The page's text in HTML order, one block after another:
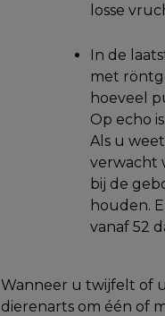
losse
In de
met
hoeveel
Op echo
Als u
verwacht
bij de
houden.
vanaf 52
Wanneer u twijfelt of
dierenarts om één of